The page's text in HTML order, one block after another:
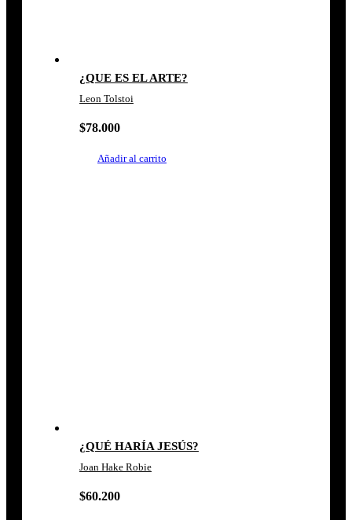
¿QUE ES EL ARTE?
Leon Tolstoi
$78.000
Añadir al carrito
¿QUÉ HARÍA JESÚS?
Joan Hake Robie
$60.200